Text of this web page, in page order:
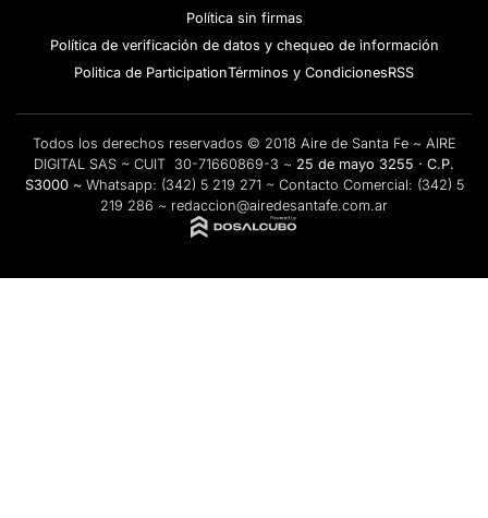
Política sin firmas
Política de verificación de datos y chequeo de información
Politica de ParticipationTérminos y CondicionesRSS
Todos los derechos reservados © 2018 Aire de Santa Fe ~ AIRE
DIGITAL SAS ~ CUIT 30-71660869-3 ~ 25 de mayo 3255 · C.P.
S3000 ~ Whatsapp: (342) 5 219 271 ~ Contacto Comercial: (342) 5
219 286 ~ redaccion@airedesantafe.com.ar